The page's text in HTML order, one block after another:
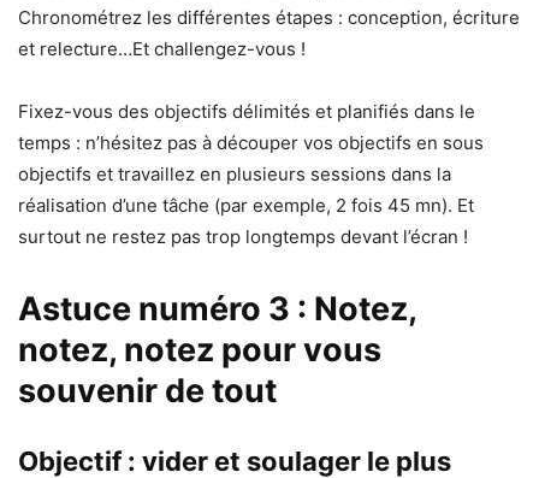
Chronométrez les différentes étapes : conception, écriture
et relecture…Et challengez-vous !
Fixez-vous des objectifs délimités et planifiés dans le
temps : n’hésitez pas à découper vos objectifs en sous
objectifs et travaillez en plusieurs sessions dans la
réalisation d’une tâche (par exemple, 2 fois 45 mn). Et
surtout ne restez pas trop longtemps devant l’écran !
Astuce numéro 3 : Notez,
notez, notez pour vous
souvenir de tout
Objectif : vider et soulager le plus